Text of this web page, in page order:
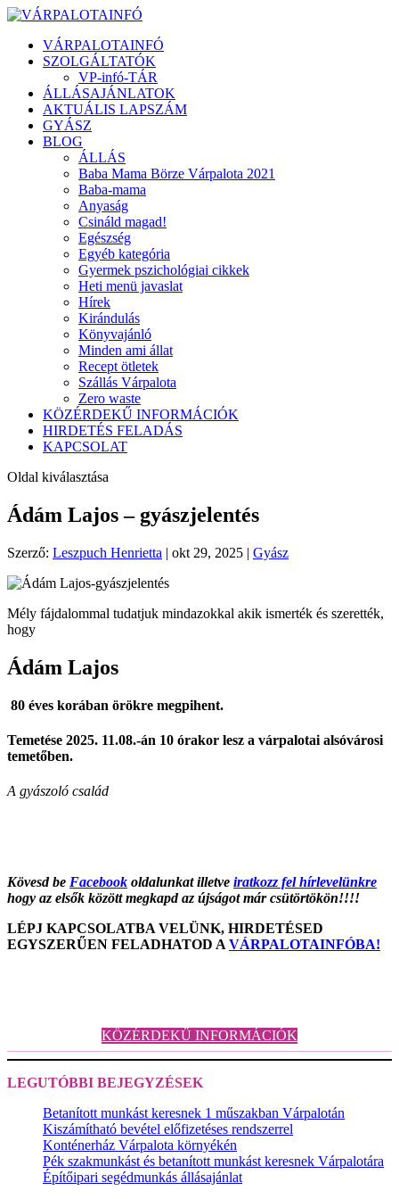
VÁRPALOTAINFÓ
SZOLGÁLTATÓK
VP-infó-TÁR
ÁLLÁSAJÁNLATOK
AKTUÁLIS LAPSZÁM
GYÁSZ
BLOG
ÁLLÁS
Baba Mama Börze Várpalota 2021
Baba-mama
Anyaság
Csináld magad!
Egészség
Egyéb kategória
Gyermek pszichológiai cikkek
Heti menü javaslat
Hírek
Kirándulás
Könyvajánló
Minden ami állat
Recept ötletek
Szállás Várpalota
Zero waste
KÖZÉRDEKŰ INFORMÁCIÓK
HIRDETÉS FELADÁS
KAPCSOLAT
Oldal kiválasztása
Ádám Lajos – gyászjelentés
Szerző: Leszpuch Henrietta | okt 29, 2025 | Gyász
Mély fájdalommal tudatjuk mindazokkal akik ismerték és szerették,
hogy
Ádám Lajos
80 éves korában örökre megpihent.
Temetése 2025. 11.08.-án 10 órakor lesz a várpalotai alsóvárosi
temetőben.
A gyászoló család
Kövesd be Facebook oldalunkat illetve iratkozz fel hírlevelünkre
hogy az elsők között megkapd az újságot már csütörtökön!!!!
LÉPJ KAPCSOLATBA VELÜNK, HIRDETÉSED
EGYSZERŰEN FELADHATOD A VÁRPALOTAINFÓBA!
KÖZÉRDEKŰ INFORMÁCIÓK
LEGUTÓBBI BEJEGYZÉSEK
Betanított munkást keresnek 1 műszakban Várpalotán
Kiszámítható bevétel előfizetéses rendszerrel
Konténerház Várpalota környékén
Pék szakmunkást és betanított munkást keresnek Várpalotára
Építőipari segédmunkás állásajánlat